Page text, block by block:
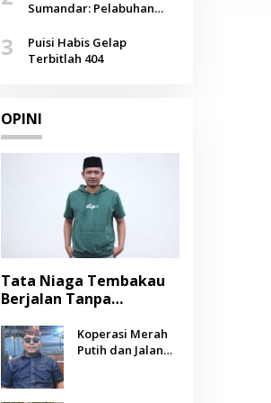
Agustus
Sumandar: Pelabuhan
Selendang Benang Merah
Lombang
3
Puisi Habis Gelap
Terbitlah 404
OPINI
Tata Niaga Tembakau
Berjalan Tanpa
Negara Berpihak
kepada Petani?
Koperasi Merah
Putih dan Jalan